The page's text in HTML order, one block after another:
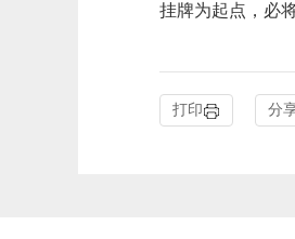
挂牌为起点，必
打印 分